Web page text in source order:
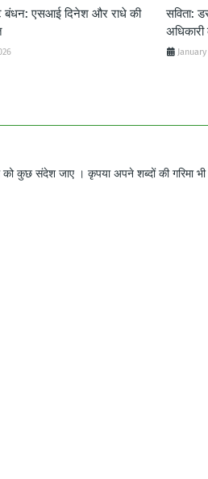
बंधन: एसआई दिनेश और राधे की
सविता:
कुछ संदेश जाए । कृपया अपने शब्दों की गरिमा